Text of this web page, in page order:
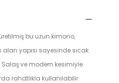
bu uzun kimono,
yapısı sayesinde sıcak
ve modern kesimiyle
rahatlıkla kullanılabilir.